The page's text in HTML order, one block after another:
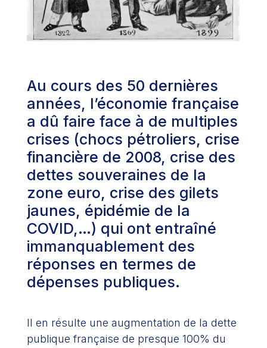
Au cours des 50 dernières
années, l’économie française
a dû faire face à de multiples
crises (chocs pétroliers, crise
financière de 2008, crise des
dettes souveraines de la
zone euro, crise des gilets
jaunes, épidémie de la
COVID,…) qui ont entraîné
immanquablement des
réponses en termes de
dépenses publiques.
Il en résulte une augmentation de la dette
publique française de presque 100% du